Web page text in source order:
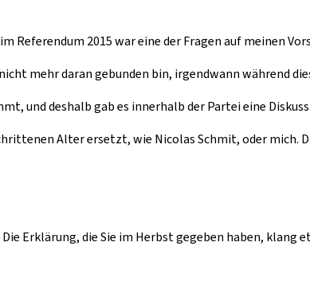
Referendum 2015 war eine der Fragen auf meinen
mehr daran gebunden bin, irgendwann während
und deshalb gab es innerhalb der Partei eine
Alter ersetzt, wie Nicolas Schmit, oder mich.
Die Erklärung, die Sie im Herbst gegeben haben, klang